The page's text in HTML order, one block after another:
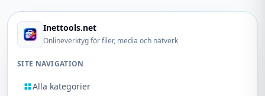
Inettools.net
Onlineverktyg för filer, media och nätverk
SITE NAVIGATION
Alla kategorier